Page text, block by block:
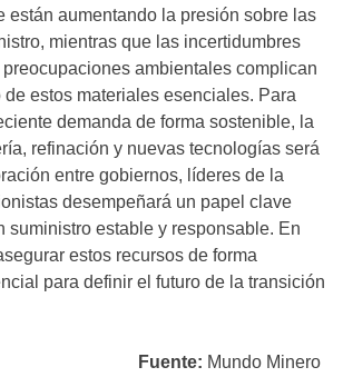
están aumentando la presión sobre las
mientras que las incertidumbres
ambientales complican
estos materiales esenciales. Para
demanda de forma sostenible, la
refinación y nuevas tecnologías será
entre gobiernos, líderes de la
desempeñará un papel clave
suministro estable y responsable. En
estos recursos de forma
para definir el futuro de la transición
Fuente: Mundo Minero